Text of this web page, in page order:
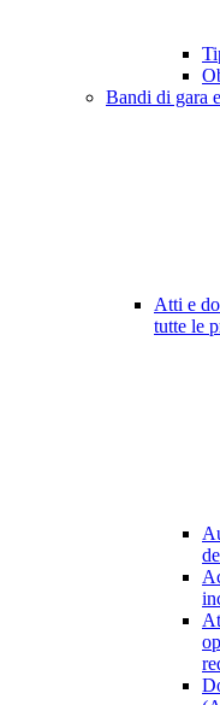
Bandi di gara
Atti e
tutte le